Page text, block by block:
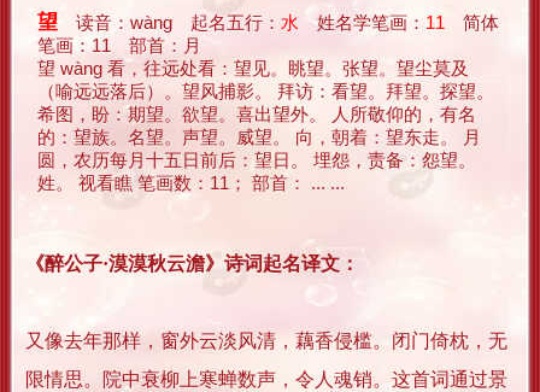
望 读音：wàng 起名五行： 水 姓名学笔画： 11 简体
笔画：11 部首：月
望 wàng 看，往远处看：望见。眺望。张望。望尘莫及
（喻远远落后）。望风捕影。 拜访：看望。拜望。探望。
希图，盼：期望。欲望。喜出望外。 人所敬仰的，有名
的：望族。名望。声望。威望。 向，朝着：望东走。 月
圆，农历每月十五日前后：望日。 埋怨，责备：怨望。
姓。 视看瞧 笔画数：11； 部首： ... ...
《醉公子·漠漠秋云澹》诗词起名译文：
又像去年那样，窗外云淡风清，藕香侵槛。闭门倚枕，无
限情思。院中衰柳上寒蝉数声，令人魂销。这首词通过景